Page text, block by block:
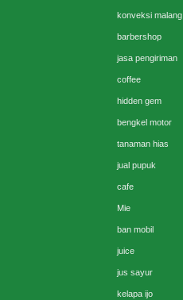
konveksi malang
barbershop
jasa pengiriman
coffee
hidden gem
bengkel motor
tanaman hias
jual pupuk
cafe
Mie
ban mobil
juice
jus sayur
kelapa ijo